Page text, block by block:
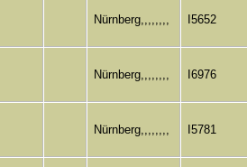
Nürnberg,,,,,,,, I5652
Nürnberg,,,,,,,, I6976
Nürnberg,,,,,,,, I5781